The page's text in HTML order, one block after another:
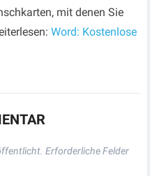
mit denen Sie
Word: Kostenlose
Erforderliche Felder